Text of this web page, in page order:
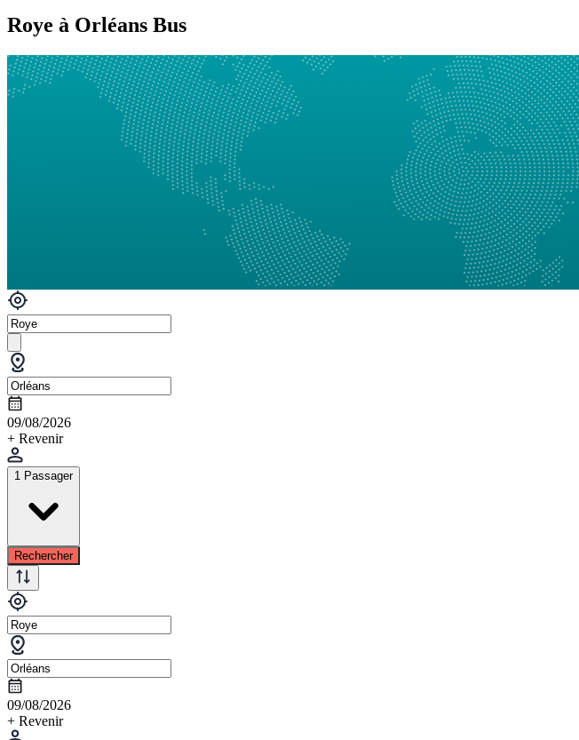
Roye à Orléans Bus
09/08/2026
+ Revenir
1 Passager
Rechercher
09/08/2026
+ Revenir